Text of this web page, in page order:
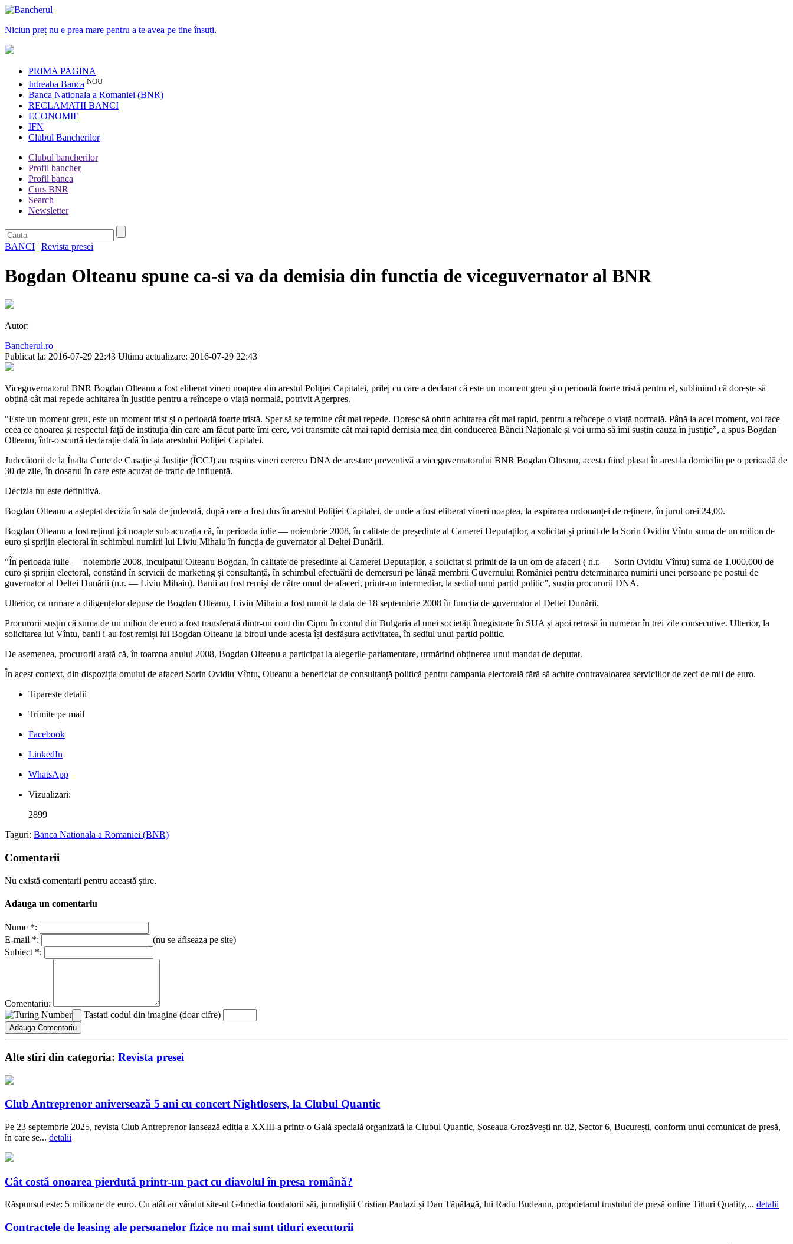
Niciun preț nu e prea mare pentru a te avea pe tine însuți.
PRIMA PAGINA
Intreaba Banca NOU
Banca Nationala a Romaniei (BNR)
RECLAMATII BANCI
ECONOMIE
IFN
Clubul Bancherilor
Clubul bancherilor
Profil bancher
Profil banca
Curs BNR
Search
Newsletter
BANCI | Revista presei
Bogdan Olteanu spune ca-si va da demisia din functia de viceguvernator al BNR
Autor:
Bancherul.ro
Publicat la: 2016-07-29 22:43 Ultima actualizare: 2016-07-29 22:43
Viceguvernatorul BNR Bogdan Olteanu a fost eliberat vineri noaptea din arestul Poliției Capitalei, prilej cu care a declarat că este un moment greu și o perioadă foarte tristă pentru el, subliniind că dorește să
obțină cât mai repede achitarea în justiție pentru a reîncepe o viață normală, potrivit Agerpres.
“Este un moment greu, este un moment trist și o perioadă foarte tristă. Sper să se termine cât mai repede. Doresc să obțin achitarea cât mai rapid, pentru a reîncepe o viață normală. Până la acel moment, voi face
ceea ce onoarea și respectul față de instituția din care am făcut parte îmi cere, voi transmite cât mai rapid demisia mea din conducerea Băncii Naționale și voi urma să îmi susțin cauza în justiție”, a spus Bogdan
Olteanu, într-o scurtă declarație dată în fața arestului Poliției Capitalei.
Judecătorii de la Înalta Curte de Casație și Justiție (ÎCCJ) au respins vineri cererea DNA de arestare preventivă a viceguvernatorului BNR Bogdan Olteanu, acesta fiind plasat în arest la domiciliu pe o perioadă de
30 de zile, în dosarul în care este acuzat de trafic de influență.
Decizia nu este definitivă.
Bogdan Olteanu a așteptat decizia în sala de judecată, după care a fost dus în arestul Poliției Capitalei, de unde a fost eliberat vineri noaptea, la expirarea ordonanței de reținere, în jurul orei 24,00.
Bogdan Olteanu a fost reținut joi noapte sub acuzația că, în perioada iulie — noiembrie 2008, în calitate de președinte al Camerei Deputaților, a solicitat și primit de la Sorin Ovidiu Vîntu suma de un milion de
euro și sprijin electoral în schimbul numirii lui Liviu Mihaiu în funcția de guvernator al Deltei Dunării.
“În perioada iulie — noiembrie 2008, inculpatul Olteanu Bogdan, în calitate de președinte al Camerei Deputaților, a solicitat și primit de la un om de afaceri ( n.r. — Sorin Ovidiu Vîntu) suma de 1.000.000 de
euro și sprijin electoral, constând în servicii de marketing și consultanță, în schimbul efectuării de demersuri pe lângă membrii Guvernului României pentru determinarea numirii unei persoane pe postul de
guvernator al Deltei Dunării (n.r. — Liviu Mihaiu). Banii au fost remiși de către omul de afaceri, printr-un intermediar, la sediul unui partid politic”, susțin procurorii DNA.
Ulterior, ca urmare a diligențelor depuse de Bogdan Olteanu, Liviu Mihaiu a fost numit la data de 18 septembrie 2008 în funcția de guvernator al Deltei Dunării.
Procurorii susțin că suma de un milion de euro a fost transferată dintr-un cont din Cipru în contul din Bulgaria al unei societăți înregistrate în SUA și apoi retrasă în numerar în trei zile consecutive. Ulterior, la
solicitarea lui Vîntu, banii i-au fost remiși lui Bogdan Olteanu la biroul unde acesta își desfășura activitatea, în sediul unui partid politic.
De asemenea, procurorii arată că, în toamna anului 2008, Bogdan Olteanu a participat la alegerile parlamentare, urmărind obținerea unui mandat de deputat.
În acest context, din dispoziția omului de afaceri Sorin Ovidiu Vîntu, Olteanu a beneficiat de consultanță politică pentru campania electorală fără să achite contravaloarea serviciilor de zeci de mii de euro.
Tipareste detalii
Trimite pe mail
Facebook
LinkedIn
WhatsApp
Vizualizari:
2899
Taguri: Banca Nationala a Romaniei (BNR)
Comentarii
Nu există comentarii pentru această știre.
Adauga un comentariu
Nume *:
E-mail *:
(nu se afiseaza pe site)
Subiect *:
Comentariu:
Tastati codul din imagine (doar cifre)
Alte stiri din categoria: Revista presei
Club Antreprenor aniversează 5 ani cu concert Nightlosers, la Clubul Quantic
Pe 23 septembrie 2025, revista Club Antreprenor lansează ediția a XXIII-a printr-o Gală specială organizată la Clubul Quantic, Șoseaua Grozăvești nr. 82, Sector 6, București, conform unui comunicat de presă,
în care se... detalii
Cât costă onoarea pierdută printr-un pact cu diavolul în presa română?
Răspunsul este: 5 milioane de euro. Cu atât au vândut site-ul G4media fondatorii săi, jurnaliștii Cristian Pantazi și Dan Tăpălagă, lui Radu Budeanu, proprietarul trustului de presă online Titluri Quality,... detalii
Contractele de leasing ale persoanelor fizice nu mai sunt titluri executorii